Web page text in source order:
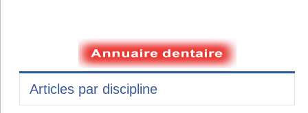
Articles par discipline